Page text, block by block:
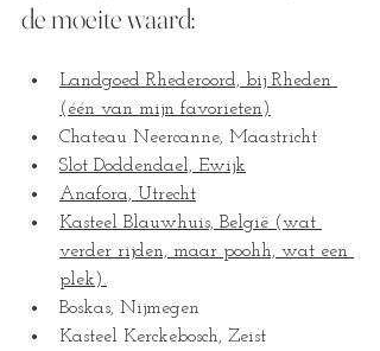
de moeite waard:
Landgoed Rhederoord, bij Rheden
(één van mijn favorieten)
Chateau Neercanne, Maastricht
Slot Doddendael, Ewijk
Anafora, Utrecht
Kasteel Blauwhuis, België (wat
verder rijden, maar poohh, wat een
plek).
Boskas, Nijmegen
Kasteel Kerckebosch, Zeist